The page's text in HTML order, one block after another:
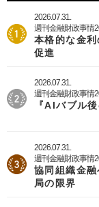
2026.07.31.
週刊金融財政事情
本格的な金
促進
2026.07.31.
週刊金融財政事情
『AIバブル
2026.07.31.
週刊金融財政事情
協同組織金
局の限界